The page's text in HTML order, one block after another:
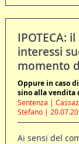
IPOTECA:
interessi
momento
Oppure in caso
sino alla vendita
Sentenza |
Stefano |
Ai sensi del